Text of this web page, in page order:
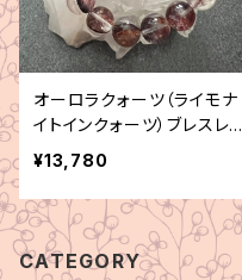
オーロラクォーツ（ライモナ
イトインクォーツ）ブレスレッ
ト
¥13,780
CATEGORY